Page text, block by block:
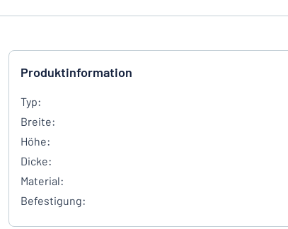
Produktinformation
Typ:
Breite:
Höhe:
Dicke:
Material:
Befestigung: